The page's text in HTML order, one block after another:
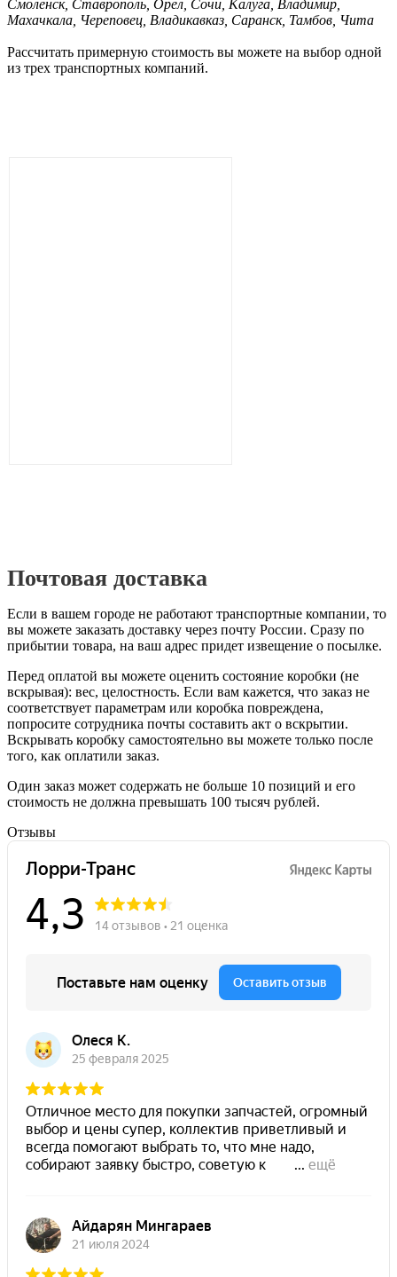
Смоленск, Ставрополь, Орел, Сочи, Калуга, Владимир,
Махачкала, Череповец, Владикавказ, Саранск, Тамбов, Чита
Рассчитать примерную стоимость вы можете на выбор одной
из трех транспортных компаний.
Почтовая доставка
Если в вашем городе не работают транспортные компании, то
вы можете заказать доставку через почту России. Сразу по
прибытии товара, на ваш адрес придет извещение о посылке.
Перед оплатой вы можете оценить состояние коробки (не
вскрывая): вес, целостность. Если вам кажется, что заказ не
соответствует параметрам или коробка повреждена,
попросите сотрудника почты составить акт о вскрытии.
Вскрывать коробку самостоятельно вы можете только после
того, как оплатили заказ.
Один заказ может содержать не больше 10 позиций и его
стоимость не должна превышать 100 тысяч рублей.
Отзывы